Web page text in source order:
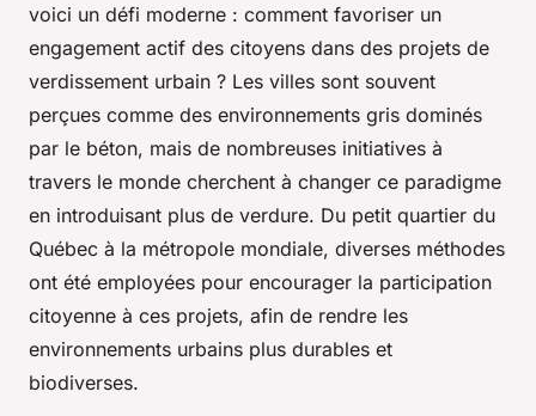
voici un défi moderne : comment favoriser un
engagement actif des citoyens dans des projets de
verdissement urbain ? Les villes sont souvent
perçues comme des environnements gris dominés
par le béton, mais de nombreuses initiatives à
travers le monde cherchent à changer ce paradigme
en introduisant plus de verdure. Du petit quartier du
Québec à la métropole mondiale, diverses méthodes
ont été employées pour encourager la participation
citoyenne à ces projets, afin de rendre les
environnements urbains plus durables et
biodiverses.